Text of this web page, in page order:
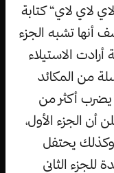
لاي لاي“ كتابة
أنها تشبه الجزء
الاستيلاء
من المكائد
يضرب أكثر من
الجزء الأول،
يحتفل
للجزء الثاني